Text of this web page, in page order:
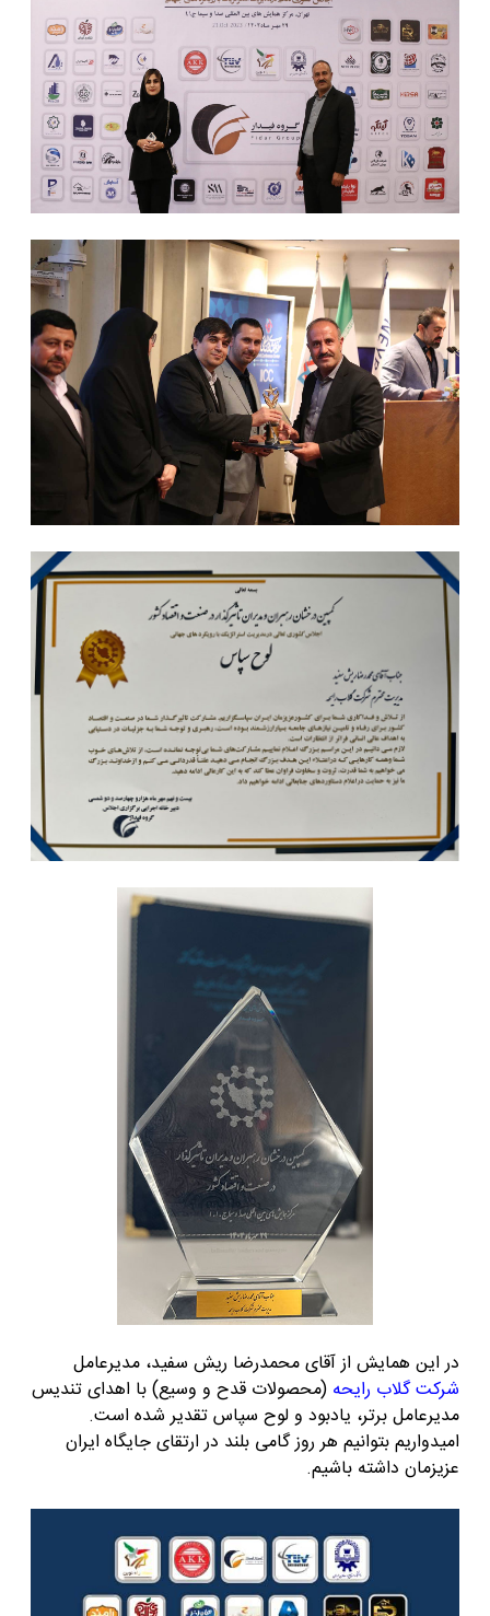
در این همایش از آقای محمدرضا ریش سفید، مدیرعامل
شرکت گلاب رایحه (محصولات قدح و وسیع) با اهدای تندیس
مدیرعامل برتر، یادبود و لوح سپاس تقدیر شده است.
امیدواریم بتوانیم هر روز گامی بلند در ارتقای جایگاه ایران
عزیزمان داشته باشیم.